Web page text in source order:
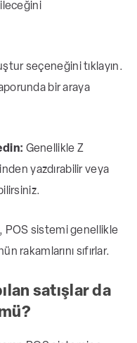
seçeneğini tıklayın.
bir araya
Genellikle Z
yazdırabilir veya
POS sistemi genellikle
rakamlarını sıfırlar.
satışlar da